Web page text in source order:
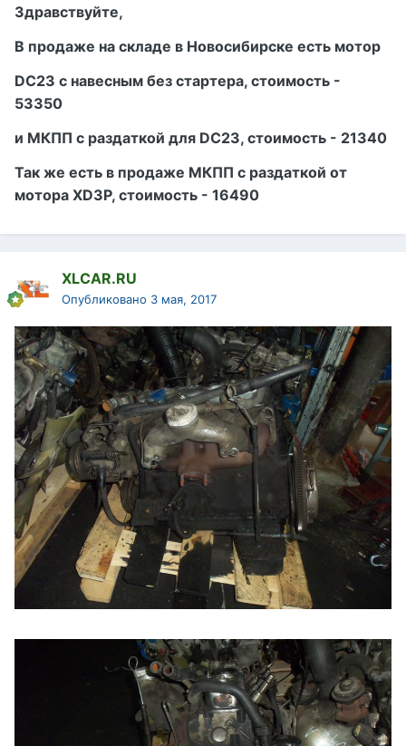
Здравствуйте,
В продаже на складе в Новосибирске есть мотор
DC23 с навесным без стартера, стоимость -
53350
и МКПП с раздаткой для DC23, стоимость - 21340
Так же есть в продаже МКПП с раздаткой от
мотора XD3P, стоимость - 16490
XLCAR.RU
Опубликовано 3 мая, 2017